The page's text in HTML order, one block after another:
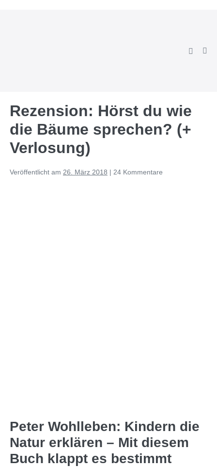
Suche-
Rezension: Hörst du wie
die Bäume sprechen? (+
Verlosung)
Veröffentlicht am 26. März 2018 | 24 Kommentare
Peter Wohlleben: Kindern die
Natur erklären – Mit diesem
Buch klappt es bestimmt